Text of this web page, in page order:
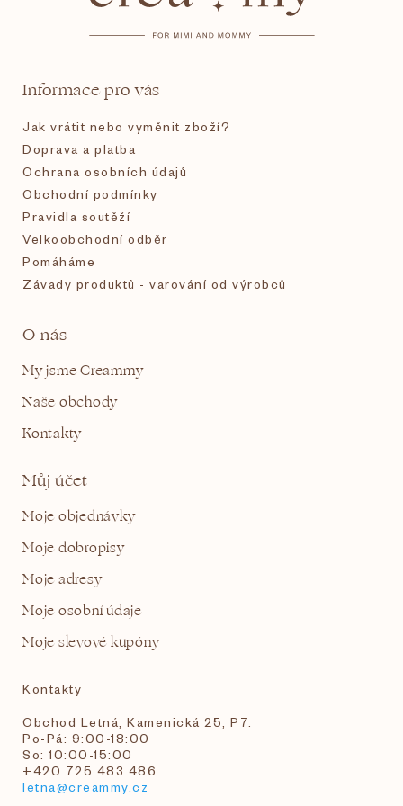
Informace pro vás
Jak vrátit nebo vyměnit zboží?
Doprava a platba
Ochrana osobních údajů
Obchodní podmínky
Pravidla soutěží
Velkoobchodní odběr
Pomáháme
Závady produktů - varování od výrobců
O nás
My jsme Creammy
Naše obchody
Kontakty
Můj účet
Moje objednávky
Moje dobropisy
Moje adresy
Moje osobní údaje
Moje slevové kupóny
Kontakty
Obchod Letná, Kamenická 25, P7:
Po-Pá: 9:00-18:00
So: 10:00-15:00
+420 725 483 486
letna@creammy.cz